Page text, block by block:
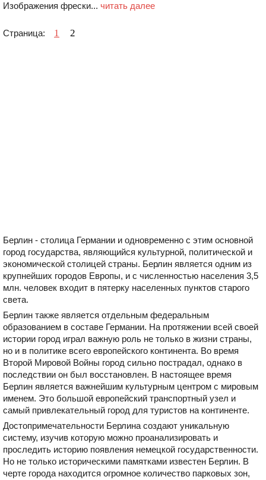
Изображения фрески... читать далее
Страница: 1 2
Берлин - столица Германии и одновременно с этим основной
город государства, являющийся культурной, политической и
экономической столицей страны. Берлин является одним из
крупнейших городов Европы, и с численностью населения 3,5
млн. человек входит в пятерку населенных пунктов старого
света.
Берлин также является отдельным федеральным
образованием в составе Германии. На протяжении всей своей
истории город играл важную роль не только в жизни страны,
но и в политике всего европейского континента. Во время
Второй Мировой Войны город сильно пострадал, однако в
последствии он был восстановлен. В настоящее время
Берлин является важнейшим культурным центром с мировым
именем. Это большой европейский транспортный узел и
самый привлекательный город для туристов на континенте.
Достопримечательности Берлина создают уникальную
систему, изучив которую можно проанализировать и
проследить историю появления немецкой государственности.
Но не только историческими памятками известен Берлин. В
черте города находится огромное количество парковых зон,